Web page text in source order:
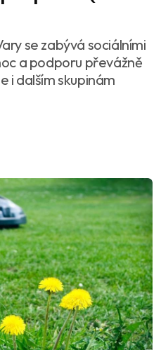
se zabývá sociálními
a podporu převážně
i dalším skupinám